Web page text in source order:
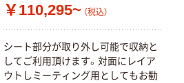
￥110,295~ （税込）
シート部分が取り外し可能で収納と
してご利用頂けます。対面にレイア
ウトしミーティング用としてもお勧